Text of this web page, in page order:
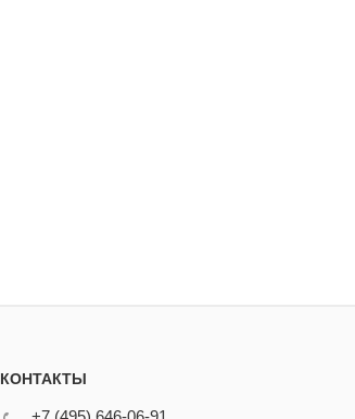
КОНТАКТЫ